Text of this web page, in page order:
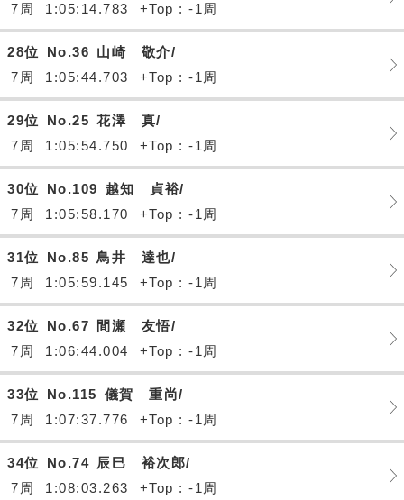
7周
1:05:14.783 +Top : -1周
28位 No.36 山崎 敬介/
7周
1:05:44.703 +Top : -1周
29位 No.25 花澤 真/
7周
1:05:54.750 +Top : -1周
30位 No.109
越知 貞裕/
7周
1:05:58.170 +Top : -1周
31位 No.85 鳥井 達也/
7周
1:05:59.145 +Top : -1周
32位 No.67
間瀬 友悟/
7周
1:06:44.004 +Top : -1周
33位 No.115 儀賀 重尚/
7周
1:07:37.776 +Top : -1周
34位 No.74 辰巳 裕次郎/
7周
1:08:03.263 +Top : -1周